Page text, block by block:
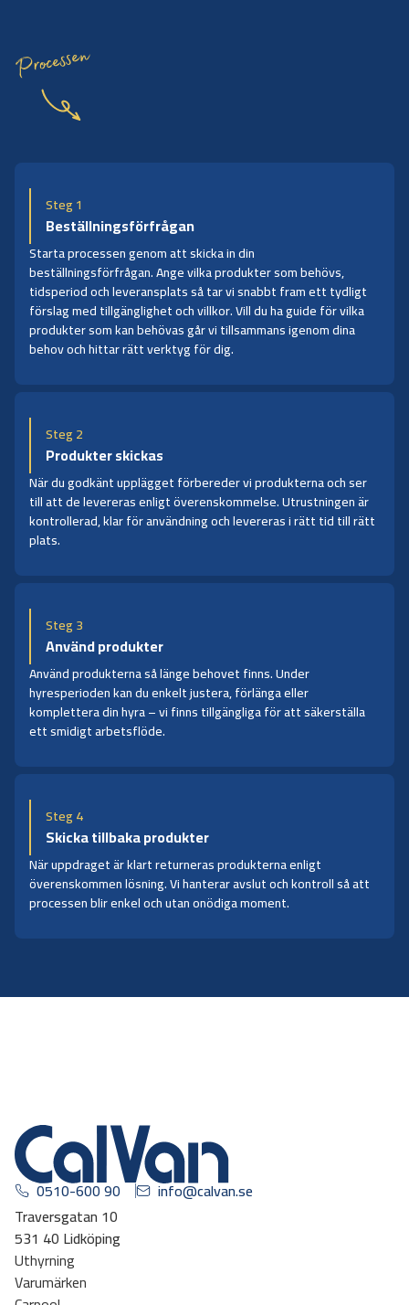
Processen
Steg 1
Beställningsförfrågan
Starta processen genom att skicka in din
beställningsförfrågan. Ange vilka produkter som behövs,
tidsperiod och leveransplats så tar vi snabbt fram ett tydligt
förslag med tillgänglighet och villkor. Vill du ha guide för vilka
produkter som kan behövas går vi tillsammans igenom dina
behov och hittar rätt verktyg för dig.
Steg 2
Produkter skickas
När du godkänt upplägget förbereder vi produkterna och ser
till att de levereras enligt överenskommelse. Utrustningen är
kontrollerad, klar för användning och levereras i rätt tid till rätt
plats.
Steg 3
Använd produkter
Använd produkterna så länge behovet finns. Under
hyresperioden kan du enkelt justera, förlänga eller
komplettera din hyra – vi finns tillgängliga för att säkerställa
ett smidigt arbetsflöde.
Steg 4
Skicka tillbaka produkter
När uppdraget är klart returneras produkterna enligt
överenskommen lösning. Vi hanterar avslut och kontroll så att
processen blir enkel och utan onödiga moment.
0510-600 90
info@calvan.se
Traversgatan 10
531 40 Lidköping
Uthyrning
Varumärken